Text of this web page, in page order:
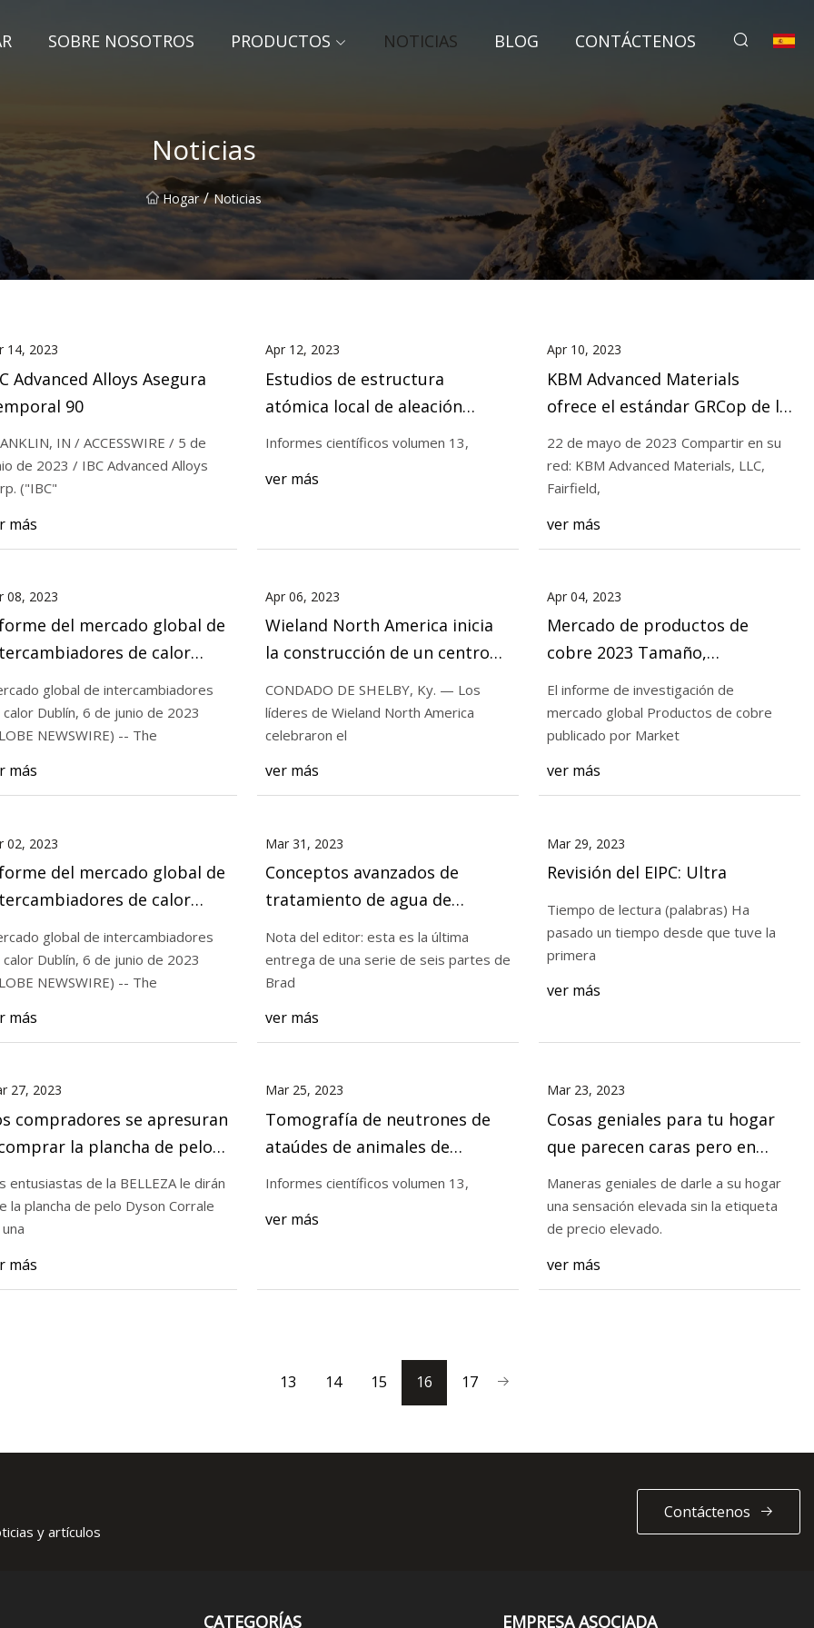
SOBRE NOSOTROS PRODUCTOS NOTICIAS BLOG CONTÁCTENOS
Noticias
Hogar / Noticias
North America inicia la
de un centro de reciclaje
de $100 millones
Apr 14, 2023
IBC Advanced Alloys Asegura Temporal
14, 2023
Advanced Alloys Asegura
90
IN / ACCESSWIRE / 5 de
de 2023 / IBC Advanced Alloys
("IBC"
más
Apr 12, 2023
Estudios de estructura
atómica local de aleación
Zr55Cu35Al10 alrededor de Tg
Informes científicos volumen 13,
ver más
Apr 10, 2023
KBM Advanced Materials
ofrece el estándar GRCop de la
NASA
22 de mayo de 2023 Compartir en su
red: KBM Advanced Materials, LLC,
Fairfield,
ver más
08, 2023
del mercado global de
de calor
se espera que el sector
los $ 29 mil millones
2028 a una tasa
anual de 7.1%
global de intercambiadores
Dublín, 6 de junio de 2023
NEWSWIRE) -- The
más
Apr 06, 2023
Wieland North America inicia
la construcción de un centro
millones
CONDADO DE SHELBY, Ky. — Los
líderes de Wieland North America
celebraron el
ver más
Apr 04, 2023
Mercado de productos de
cobre 2023 Tamaño,
participación, crecimiento y
perspectiva global
El informe de investigación de
mercado global Productos de cobre
publicado por Market
ver más
02, 2023
del mercado global de
de calor
se espera que el sector
los $ 29 mil millones
2028 a una tasa
anual de 7.1%
global de intercambiadores
Dublín, 6 de junio de 2023
NEWSWIRE) -- The
más
Mar 31, 2023
Conceptos avanzados de
tratamiento de agua de
refrigeración (Parte 6)
Nota del editor: esta es la última
entrega de una serie de seis partes de
Brad
ver más
Mar 29, 2023
Revisión del EIPC: Ultra
Tiempo de lectura (palabras) Ha
pasado un tiempo desde que tuve la
primera
ver más
27, 2023
compradores se apresuran
la plancha de pelo
Corrale con un gran
de £ 60
entusiastas de la BELLEZA le dirán
la plancha de pelo Dyson Corrale
más
Mar 25, 2023
Tomografía de neutrones de
ataúdes de animales de
aleación de cobre sellados del
Informes científicos volumen 13,
ver más
Mar 23, 2023
Cosas geniales para tu hogar
que parecen caras pero en
realidad son tan baratas en
Amazon
Maneras geniales de darle a su hogar
una sensación elevada sin la etiqueta
de precio elevado.
ver más
13 14 15 16 17
y artículos
Contáctenos
CATEGORÍAS EMPRESA ASOCIADA